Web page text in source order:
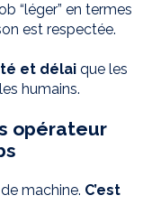
“léger” en termes
est respectée.
et délai que les
humains.
opérateur
machine. C’est